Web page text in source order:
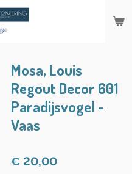
Mosa, Louis
Regout Decor 601
Paradijsvogel -
Vaas
€ 20,00